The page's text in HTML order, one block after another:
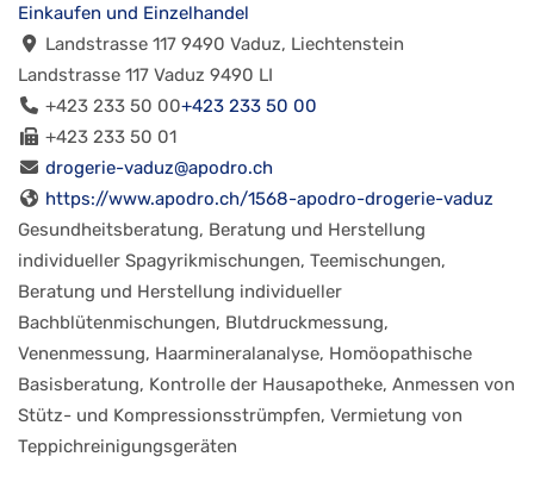
Einkaufen und Einzelhandel
Landstrasse 117 9490 Vaduz, Liechtenstein
Landstrasse 117 Vaduz 9490 LI
+423 233 50 00+423 233 50 00
+423 233 50 01
drogerie-vaduz@apodro.ch
https://www.apodro.ch/1568-apodro-drogerie-vaduz
Gesundheitsberatung, Beratung und Herstellung
individueller Spagyrikmischungen, Teemischungen,
Beratung und Herstellung individueller
Bachblütenmischungen, Blutdruckmessung,
Venenmessung, Haarmineralanalyse, Homöopathische
Basisberatung, Kontrolle der Hausapotheke, Anmessen von
Stütz- und Kompressionsstrümpfen, Vermietung von
Teppichreinigungsgeräten